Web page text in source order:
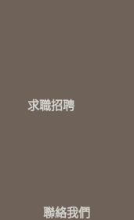
求職招聘
聯絡我們